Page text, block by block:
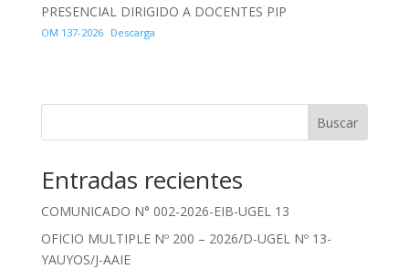
PRESENCIAL DIRIGIDO A DOCENTES PIP
OM 137-2026 Descarga
Buscar
Entradas recientes
COMUNICADO N° 002-2026-EIB-UGEL 13
OFICIO MULTIPLE Nº 200 – 2026/D-UGEL Nº 13-
YAUYOS/J-AAIE